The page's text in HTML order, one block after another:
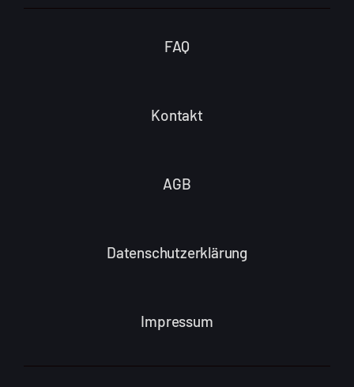
FAQ
Kontakt
AGB
Datenschutzerklärung
Impressum